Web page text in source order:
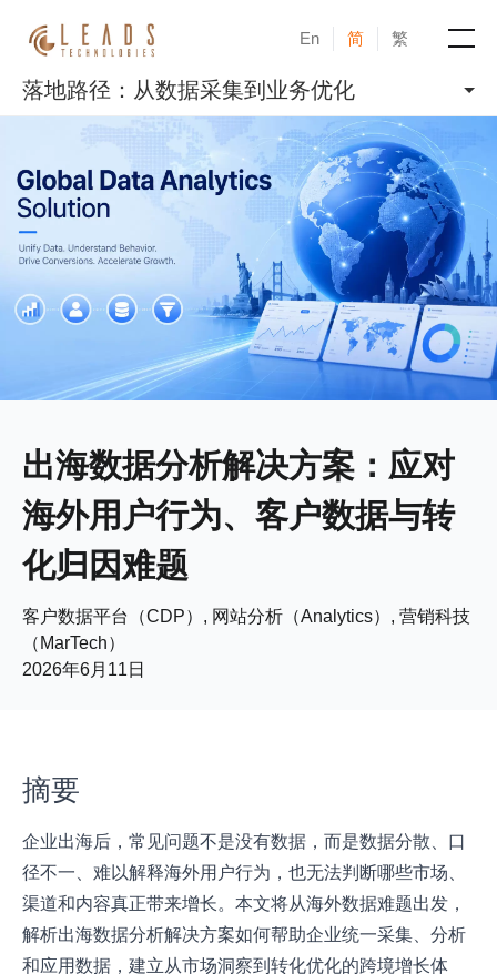
En 简 繁
产品
服务
成功案例
新闻与活动
出海数据分析解决方案：应对
海外用户行为、客户数据与转
化归因难题
客户数据平台（CDP）, 网站分析（Analytics）, 营销科技
（MarTech）
2026年6月11日
落地路径：从数据采集到业务优化
摘要
企业出海后，常见问题不是没有数据，而是数据分散、口
径不一、难以解释海外用户行为，也无法判断哪些市场、
渠道和内容真正带来增长。本文将从海外数据难题出发，
解析出海数据分析解决方案如何帮助企业统一采集、分析
和应用数据，建立从市场洞察到转化优化的跨境增长体